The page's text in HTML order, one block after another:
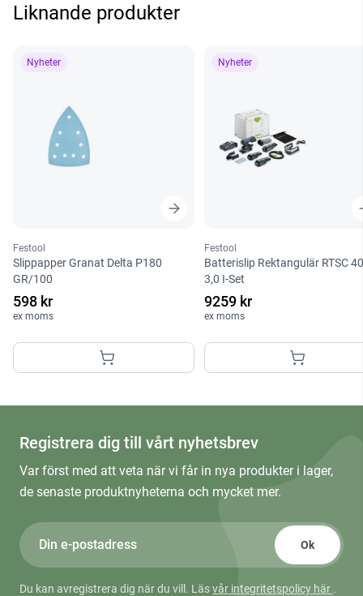
Liknande produkter
Nyheter
Festool
Slippapper Granat Delta P180
GR/100
598 kr
ex moms
Nyheter
Festool
Batterislip Rektangulär RTSC
3,0 I-Set
9259 kr
ex moms
Registrera dig till vårt nyhetsbrev
Var först med att veta när vi får in nya produkter i lager,
de senaste produktnyheterna och mycket mer.
Ok
Du kan avregistrera dig när du vill. Läsvår integritetspolicy här .